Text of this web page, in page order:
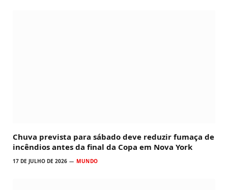
Chuva prevista para sábado deve reduzir fumaça de
incêndios antes da final da Copa em Nova York
17 DE JULHO DE 2026 MUNDO